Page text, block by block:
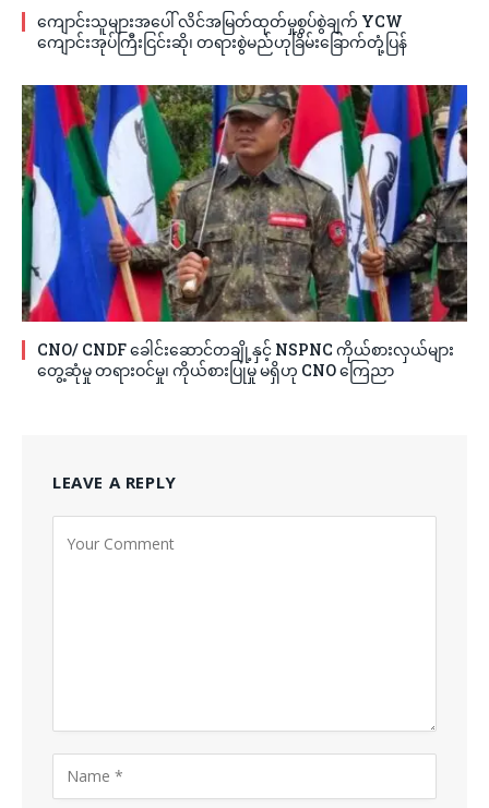
ကျောင်းသူများအပေါ် လိင်အမြတ်ထုတ်မှုစွပ်စွဲချက် YCW
ကျောင်းအုပ်ကြီးငြင်းဆို၊ တရားစွဲမည်ဟုခြိမ်းခြောက်တုံ့ပြန်
CNO/ CNDF ခေါင်းဆောင်တချို့နှင့် NSPNC ကိုယ်စားလှယ်များ
တွေ့ဆုံမှု တရားဝင်မှု၊ ကိုယ်စားပြုမှု မရှိဟု CNO ကြေညာ
LEAVE A REPLY